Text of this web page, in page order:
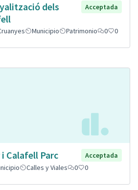
dels
Acceptada
Municipio Patrimonio 0 0
Calafell Parc
Acceptada
Calles y Viales 0 0